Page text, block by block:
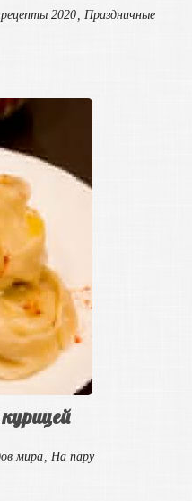
2020, Праздничные
мира На пару